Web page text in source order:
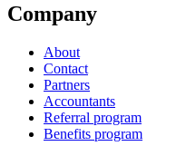
Company
About
Contact
Partners
Accountants
Referral program
Benefits program